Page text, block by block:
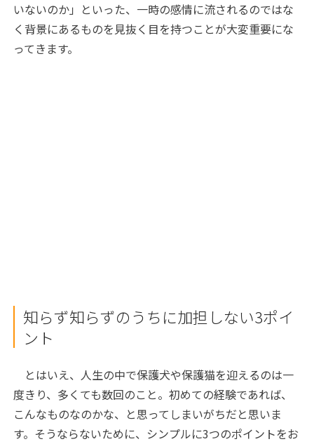
いないのか」といった、一時の感情に流されるのではな
く背景にあるものを見抜く目を持つことが大変重要にな
ってきます。
知らず知らずのうちに加担しない3ポイ
ント
とはいえ、人生の中で保護犬や保護猫を迎えるのは一
度きり、多くても数回のこと。初めての経験であれば、
こんなものなのかな、と思ってしまいがちだと思いま
す。そうならないために、シンプルに3つのポイントをお